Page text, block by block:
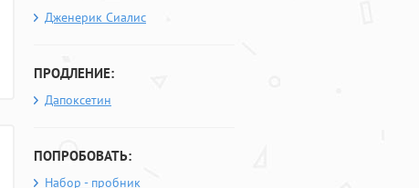
Дженерик Сиалис
ПРОДЛЕНИЕ:
Дапоксетин
ПОПРОБОВАТЬ:
Набор - пробник